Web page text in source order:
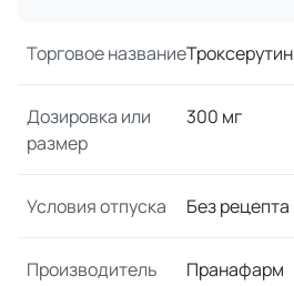
Торговое названиеТроксерутин
Дозировка или
размер
300 мг
Условия отпуска Без рецепта
Производитель Пранафарм